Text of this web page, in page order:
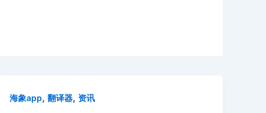
海象app,翻译器,资讯